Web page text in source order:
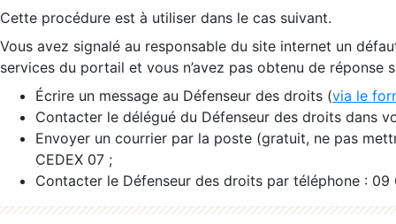
Cette procédure est à utiliser dans le cas suivant.
Vous avez signalé au responsable du site internet un
services du portail et vous n’avez pas obtenu de réponse
Écrire un message au Défenseur des droits (via le
Contacter le délégué du Défenseur des droits dans
Envoyer un courrier par la poste (gratuit, ne pas
CEDEX 07 ;
Contacter le Défenseur des droits par téléphone :